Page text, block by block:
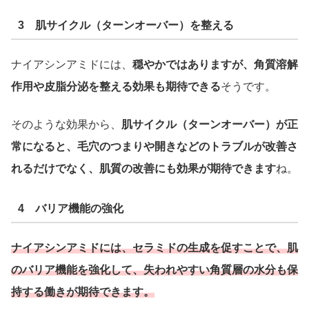
3 肌サイクル（ターンオーバー）を整える
ナイアシンアミドには、 穏やかではありますが、角質溶解
作用や皮脂分泌を整える効果も期待できるそうです。
そのような効果から、 肌サイクル（ターンオーバー）が正
常になると、毛穴のつまりや開きなどのトラブルが改善さ
れるだけでなく、肌質の改善にも効果が期待できますね。
4 バリア機能の強化
ナイアシンアミドには、セラミドの生成を促すことで、肌
のバリア機能を強化して、失われやすい角質層の水分も保
持する働きが期待できます。